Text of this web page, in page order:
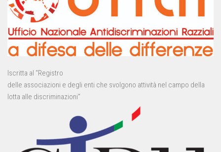
Iscritta al “Registro
delle associazioni e degli enti che svolgono attività nel campo della
lotta alle discriminazioni”